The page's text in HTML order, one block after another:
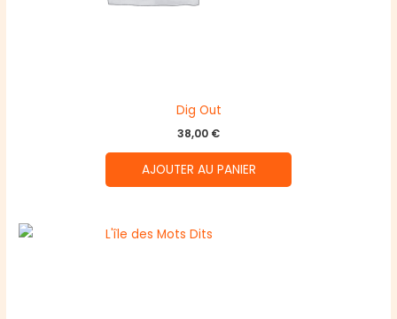
Dig Out
38,00 €
AJOUTER AU PANIER